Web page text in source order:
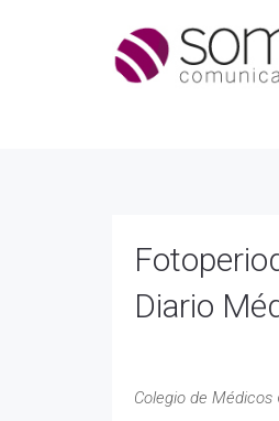
Diario
Colegio de Médicos